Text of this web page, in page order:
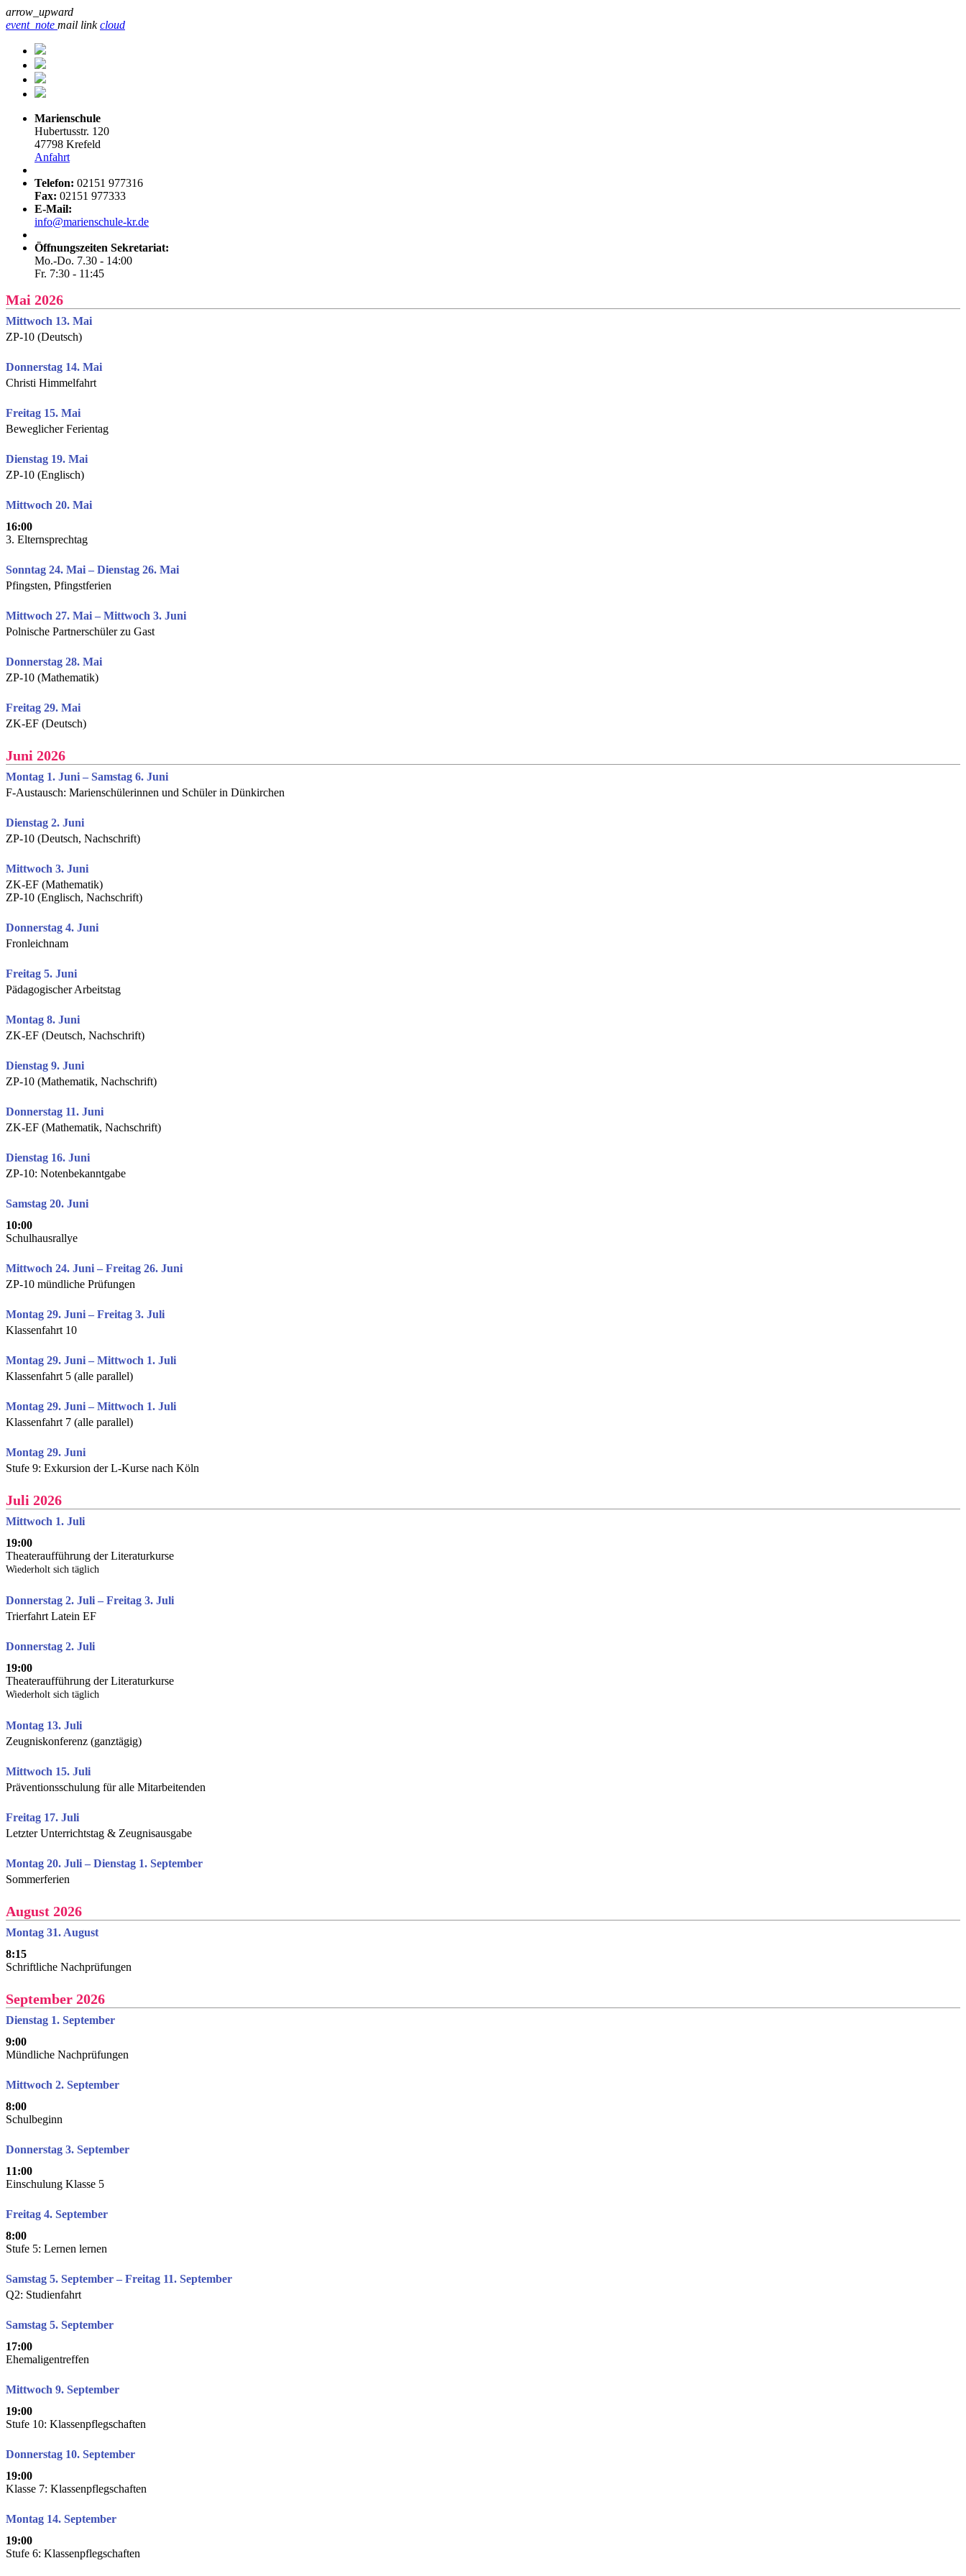
arrow_upward
event_note mail link cloud
Marienschule
Hubertusstr. 120
47798 Krefeld
Anfahrt
Telefon: 02151 977316
Fax: 02151 977333
E-Mail:
info@marienschule-kr.de
Öffnungszeiten Sekretariat:
Mo.-Do. 7.30 - 14:00
Fr. 7:30 - 11:45
Mai 2026
Mittwoch 13. Mai
ZP-10 (Deutsch)
Donnerstag 14. Mai
Christi Himmelfahrt
Freitag 15. Mai
Beweglicher Ferientag
Dienstag 19. Mai
ZP-10 (Englisch)
Mittwoch 20. Mai
16:00
3. Elternsprechtag
Sonntag 24. Mai – Dienstag 26. Mai
Pfingsten, Pfingstferien
Mittwoch 27. Mai – Mittwoch 3. Juni
Polnische Partnerschüler zu Gast
Donnerstag 28. Mai
ZP-10 (Mathematik)
Freitag 29. Mai
ZK-EF (Deutsch)
Juni 2026
Montag 1. Juni – Samstag 6. Juni
F-Austausch: Marienschülerinnen und Schüler in Dünkirchen
Dienstag 2. Juni
ZP-10 (Deutsch, Nachschrift)
Mittwoch 3. Juni
ZK-EF (Mathematik)
ZP-10 (Englisch, Nachschrift)
Donnerstag 4. Juni
Fronleichnam
Freitag 5. Juni
Pädagogischer Arbeitstag
Montag 8. Juni
ZK-EF (Deutsch, Nachschrift)
Dienstag 9. Juni
ZP-10 (Mathematik, Nachschrift)
Donnerstag 11. Juni
ZK-EF (Mathematik, Nachschrift)
Dienstag 16. Juni
ZP-10: Notenbekanntgabe
Samstag 20. Juni
10:00
Schulhausrallye
Mittwoch 24. Juni – Freitag 26. Juni
ZP-10 mündliche Prüfungen
Montag 29. Juni – Freitag 3. Juli
Klassenfahrt 10
Montag 29. Juni – Mittwoch 1. Juli
Klassenfahrt 5 (alle parallel)
Montag 29. Juni – Mittwoch 1. Juli
Klassenfahrt 7 (alle parallel)
Montag 29. Juni
Stufe 9: Exkursion der L-Kurse nach Köln
Juli 2026
Mittwoch 1. Juli
19:00
Theateraufführung der Literaturkurse
Wiederholt sich täglich
Donnerstag 2. Juli – Freitag 3. Juli
Trierfahrt Latein EF
Donnerstag 2. Juli
19:00
Theateraufführung der Literaturkurse
Wiederholt sich täglich
Montag 13. Juli
Zeugniskonferenz (ganztägig)
Mittwoch 15. Juli
Präventionsschulung für alle Mitarbeitenden
Freitag 17. Juli
Letzter Unterrichtstag & Zeugnisausgabe
Montag 20. Juli – Dienstag 1. September
Sommerferien
August 2026
Montag 31. August
8:15
Schriftliche Nachprüfungen
September 2026
Dienstag 1. September
9:00
Mündliche Nachprüfungen
Mittwoch 2. September
8:00
Schulbeginn
Donnerstag 3. September
11:00
Einschulung Klasse 5
Freitag 4. September
8:00
Stufe 5: Lernen lernen
Samstag 5. September – Freitag 11. September
Q2: Studienfahrt
Samstag 5. September
17:00
Ehemaligentreffen
Mittwoch 9. September
19:00
Stufe 10: Klassenpflegschaften
Donnerstag 10. September
19:00
Klasse 7: Klassenpflegschaften
Montag 14. September
19:00
Stufe 6: Klassenpflegschaften